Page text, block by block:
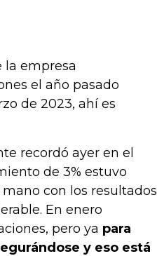
la empresa
el año pasado
de 2023, ahí es
recordó ayer en el
de 3% estuvo
con los resultados
En enero
pero ya para
y eso está